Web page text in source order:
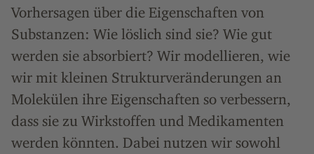
Vorhersagen über die Eigenschaften von
Substanzen: Wie löslich sind sie? Wie gut
werden sie absorbiert? Wir modellieren, wie
wir mit kleinen Strukturveränderungen an
Molekülen ihre Eigenschaften so verbessern,
dass sie zu Wirkstoffen und Medikamenten
werden könnten. Dabei nutzen wir sowohl